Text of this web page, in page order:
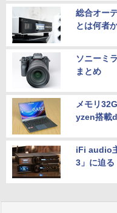
総合オー
とは何者
ソニーミ
まとめ
メモリ
yzen搭載
iFi audio
3」に迫る